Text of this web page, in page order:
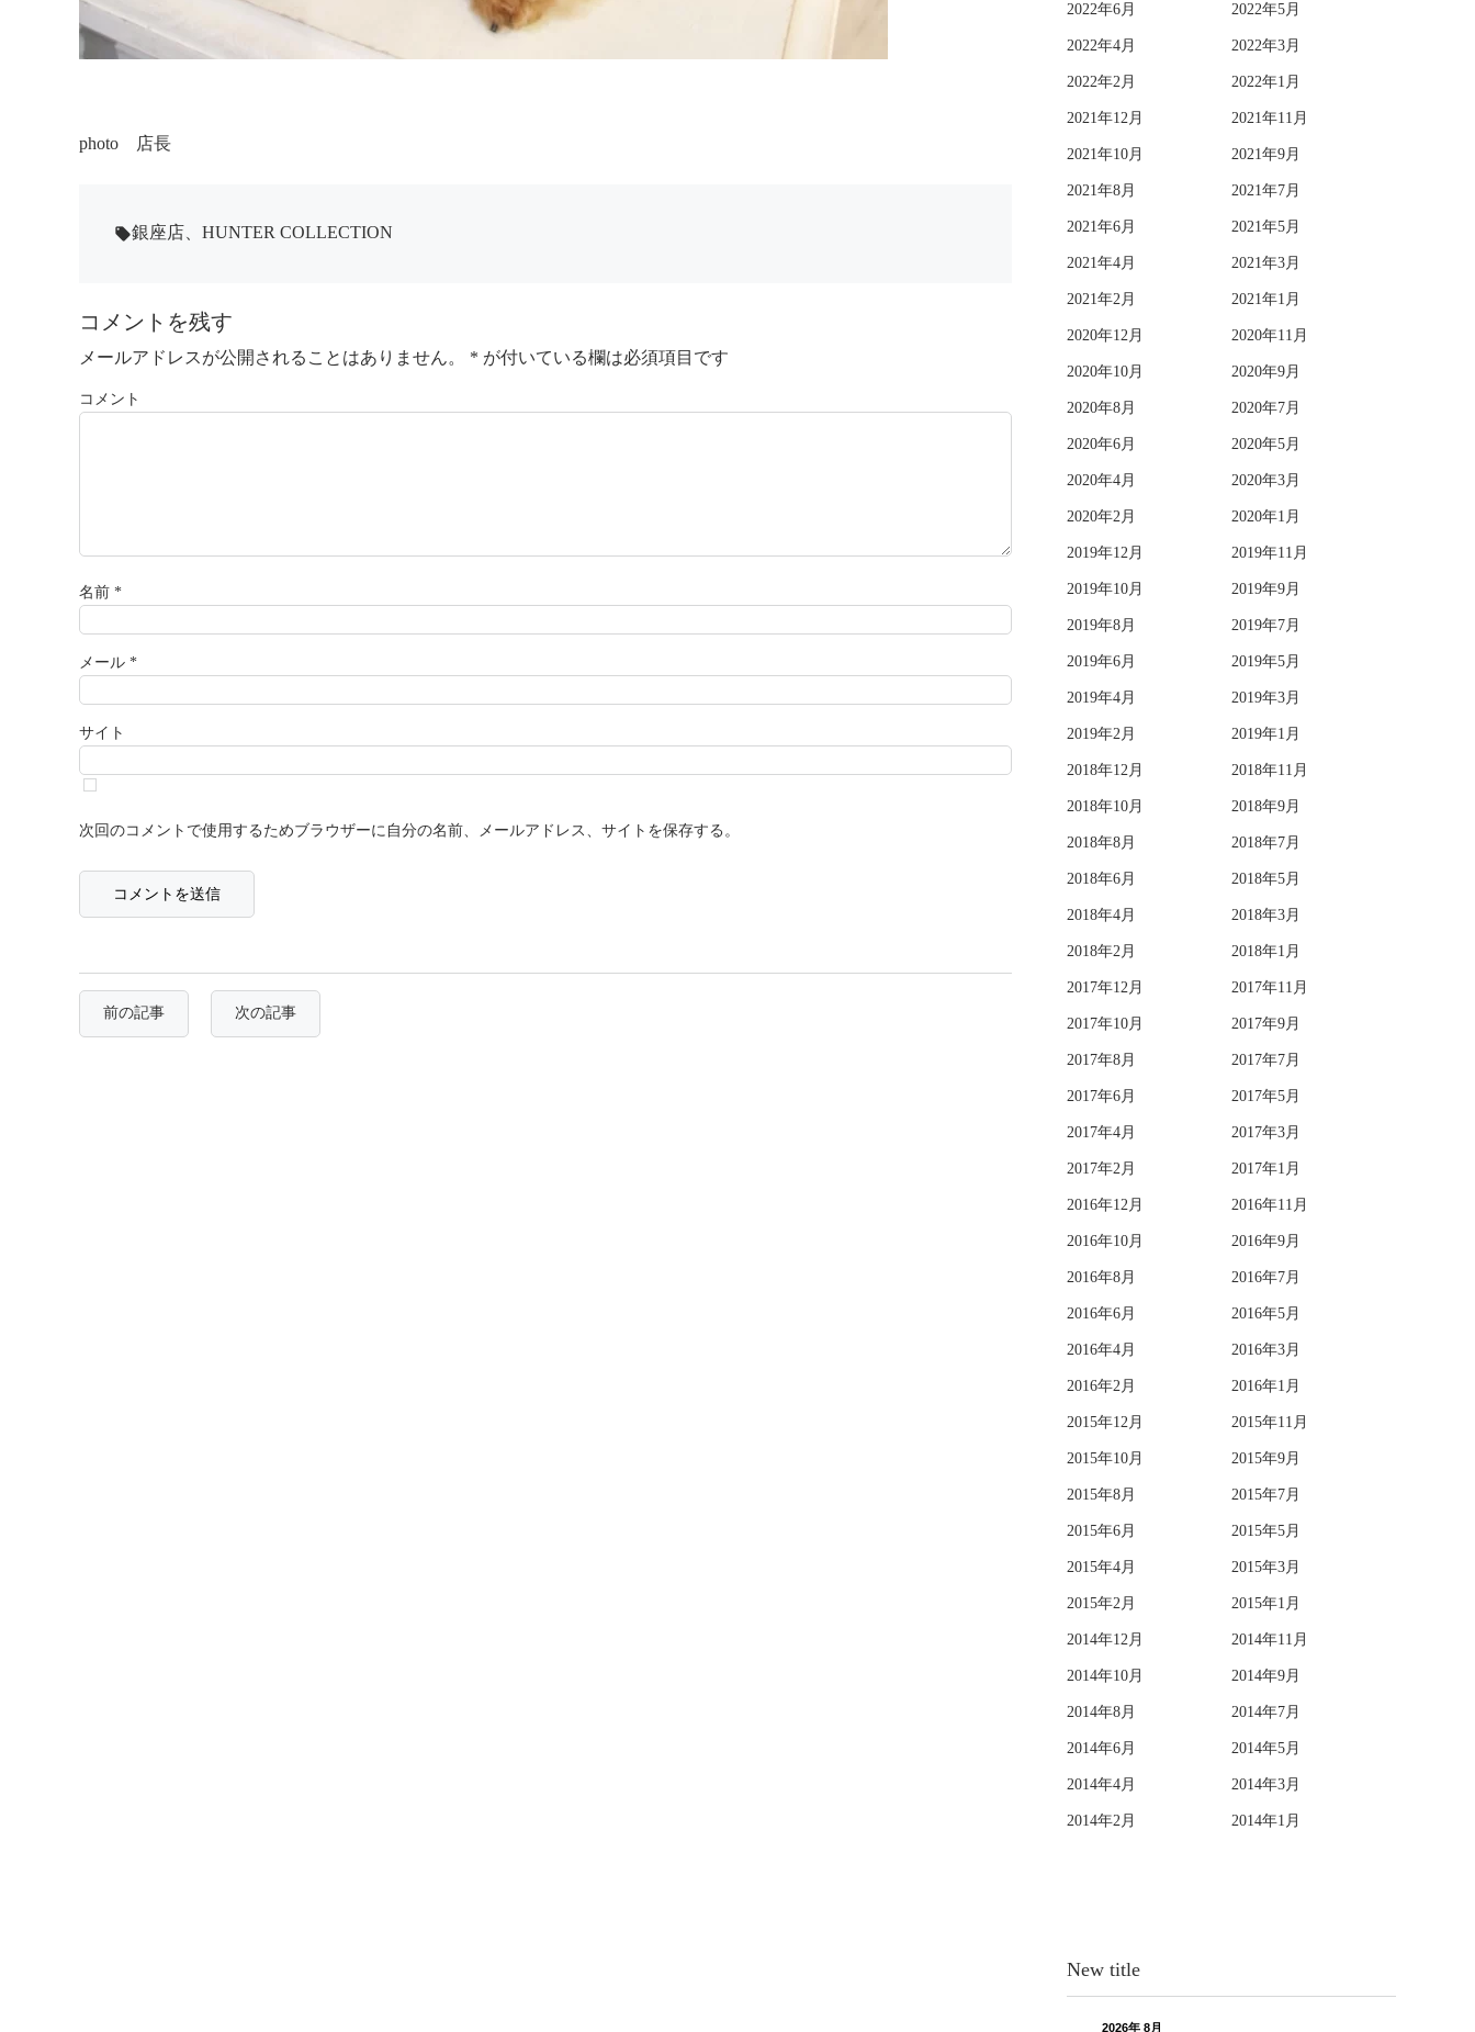
photo 店長
local_offer銀座店 HUNTER COLLECTION
コメントを残す
メールアドレスが公開されることはありません。 * が付いている欄は必須項目です
コメント
名前 *
メール *
サイト
次回のコメントで使用するためブラウザーに自分の名前、メールアドレス、サイトを保存する。
2022年6月 2022年5月
2022年4月 2022年3月
2022年2月 2022年1月
2021年12月 2021年11月
2021年10月 2021年9月
2021年8月 2021年7月
2021年6月 2021年5月
2021年4月 2021年3月
2021年2月 2021年1月
2020年12月 2020年11月
2020年10月 2020年9月
2020年8月 2020年7月
2020年6月 2020年5月
2020年4月 2020年3月
2020年2月 2020年1月
2019年12月 2019年11月
2019年10月 2019年9月
2019年8月 2019年7月
2019年6月 2019年5月
2019年4月 2019年3月
2019年2月 2019年1月
2018年12月 2018年11月
2018年10月 2018年9月
2018年8月 2018年7月
2018年6月 2018年5月
2018年4月 2018年3月
2018年2月 2018年1月
2017年12月 2017年11月
2017年10月 2017年9月
2017年8月 2017年7月
2017年6月 2017年5月
2017年4月 2017年3月
2017年2月 2017年1月
2016年12月 2016年11月
2016年10月 2016年9月
2016年8月 2016年7月
2016年6月 2016年5月
2016年4月 2016年3月
2016年2月 2016年1月
2015年12月 2015年11月
2015年10月 2015年9月
2015年8月 2015年7月
2015年6月 2015年5月
2015年4月 2015年3月
2015年2月 2015年1月
2014年12月 2014年11月
2014年10月 2014年9月
2014年8月 2014年7月
2014年6月 2014年5月
2014年4月 2014年3月
2014年2月 2014年1月
New title
2026年 8月